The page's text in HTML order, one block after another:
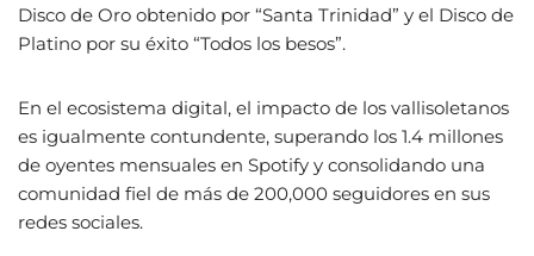
Disco de Oro obtenido por “Santa Trinidad” y el Disco de
Platino por su éxito “Todos los besos”.
En el ecosistema digital, el impacto de los vallisoletanos
es igualmente contundente, superando los 1.4 millones
de oyentes mensuales en Spotify y consolidando una
comunidad fiel de más de 200,000 seguidores en sus
redes sociales.